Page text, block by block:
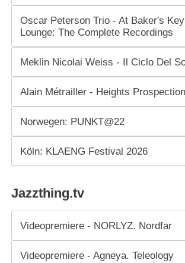
Oscar Peterson Trio - At Baker's
Lounge: The Complete Recordings
Meklin Nicolai Weiss - Il Ciclo Del
Alain Métrailler - Heights Prospection
Norwegen: PUNKT@22
Köln: KLAENG Festival 2026
Jazzthing.tv
Videopremiere - NORLYZ. Nordfar
Videopremiere - Agneya. Teleology